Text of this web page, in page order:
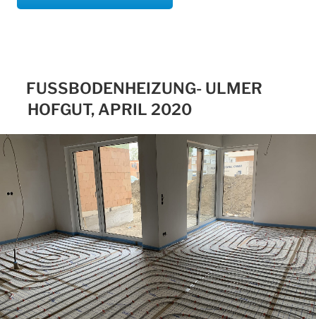
FUSSBODENHEIZUNG- ULMER H
OFGUT, APRIL 2020